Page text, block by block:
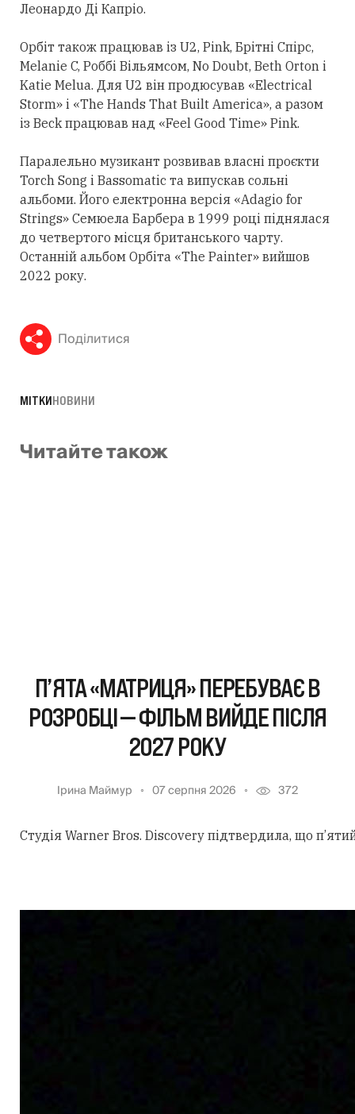
Леонардо Ді Капріо.
Орбіт також працював із U2, Pink, Брітні Спірс,
Melanie C, Роббі Вільямсом, No Doubt, Beth Orton і
Katie Melua. Для U2 він продюсував «Electrical
Storm» і «The Hands That Built America», а разом
із Beck працював над «Feel Good Time» Pink.
Паралельно музикант розвивав власні проєкти
Torch Song і Bassomatic та випускав сольні
альбоми. Його електронна версія «Adagio for
Strings» Семюела Барбера в 1999 році піднялася
до четвертого місця британського чарту.
Останній альбом Орбіта «The Painter» вийшов
2022 року.
Поділитися
МІТКИНОВИНИ
Читайте також
П’ЯТА «МАТРИЦЯ» ПЕРЕБУВАЄ В
РОЗРОБЦІ — ФІЛЬМ ВИЙДЕ ПІСЛЯ
2027 РОКУ
Ірина Маймур 07 серпня 2026 372
Студія Warner Bros. Discovery підтвердила, що